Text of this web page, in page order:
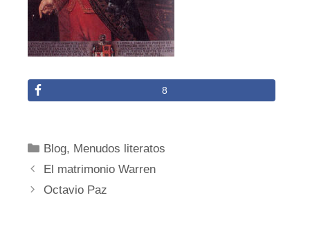
8
Categorías
Blog, Menudos literatos
El matrimonio Warren
Octavio Paz